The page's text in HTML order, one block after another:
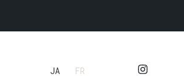
JA FR